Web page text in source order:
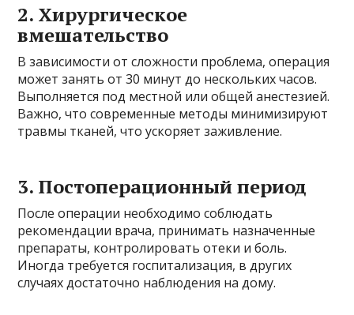
2. Хирургическое
вмешательство
В зависимости от сложности проблема, операция
может занять от 30 минут до нескольких часов.
Выполняется под местной или общей анестезией.
Важно, что современные методы минимизируют
травмы тканей, что ускоряет заживление.
3. Постоперационный период
После операции необходимо соблюдать
рекомендации врача, принимать назначенные
препараты, контролировать отеки и боль.
Иногда требуется госпитализация, в других
случаях достаточно наблюдения на дому.